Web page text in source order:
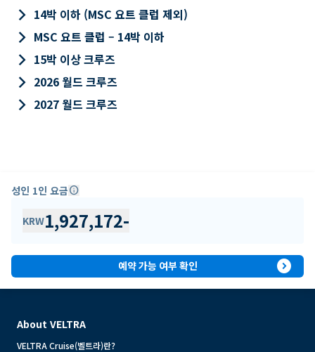
keyboard_arrow_right 14박 이하 (MSC 요트 클럽 제외)
keyboard_arrow_right MSC 요트 클럽 – 14박 이하
keyboard_arrow_right 15박 이상 크루즈
keyboard_arrow_right 2026 월드 크루즈
keyboard_arrow_right 2027 월드 크루즈
성인 1인 요금info
KRW1,927,172-
예약 가능 여부 확인 expand_circle_right
About VELTRA
VELTRA Cruise(벨트라)란?